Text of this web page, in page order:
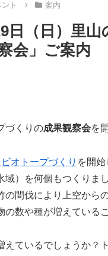
ト 案内
日（日）里
会」ご案内
づくりの成果観察会を
ビオトープづくり を開始
域）を何個もつくりま
の間伐により上空から
の数や種が増えている
えているでしょうか？